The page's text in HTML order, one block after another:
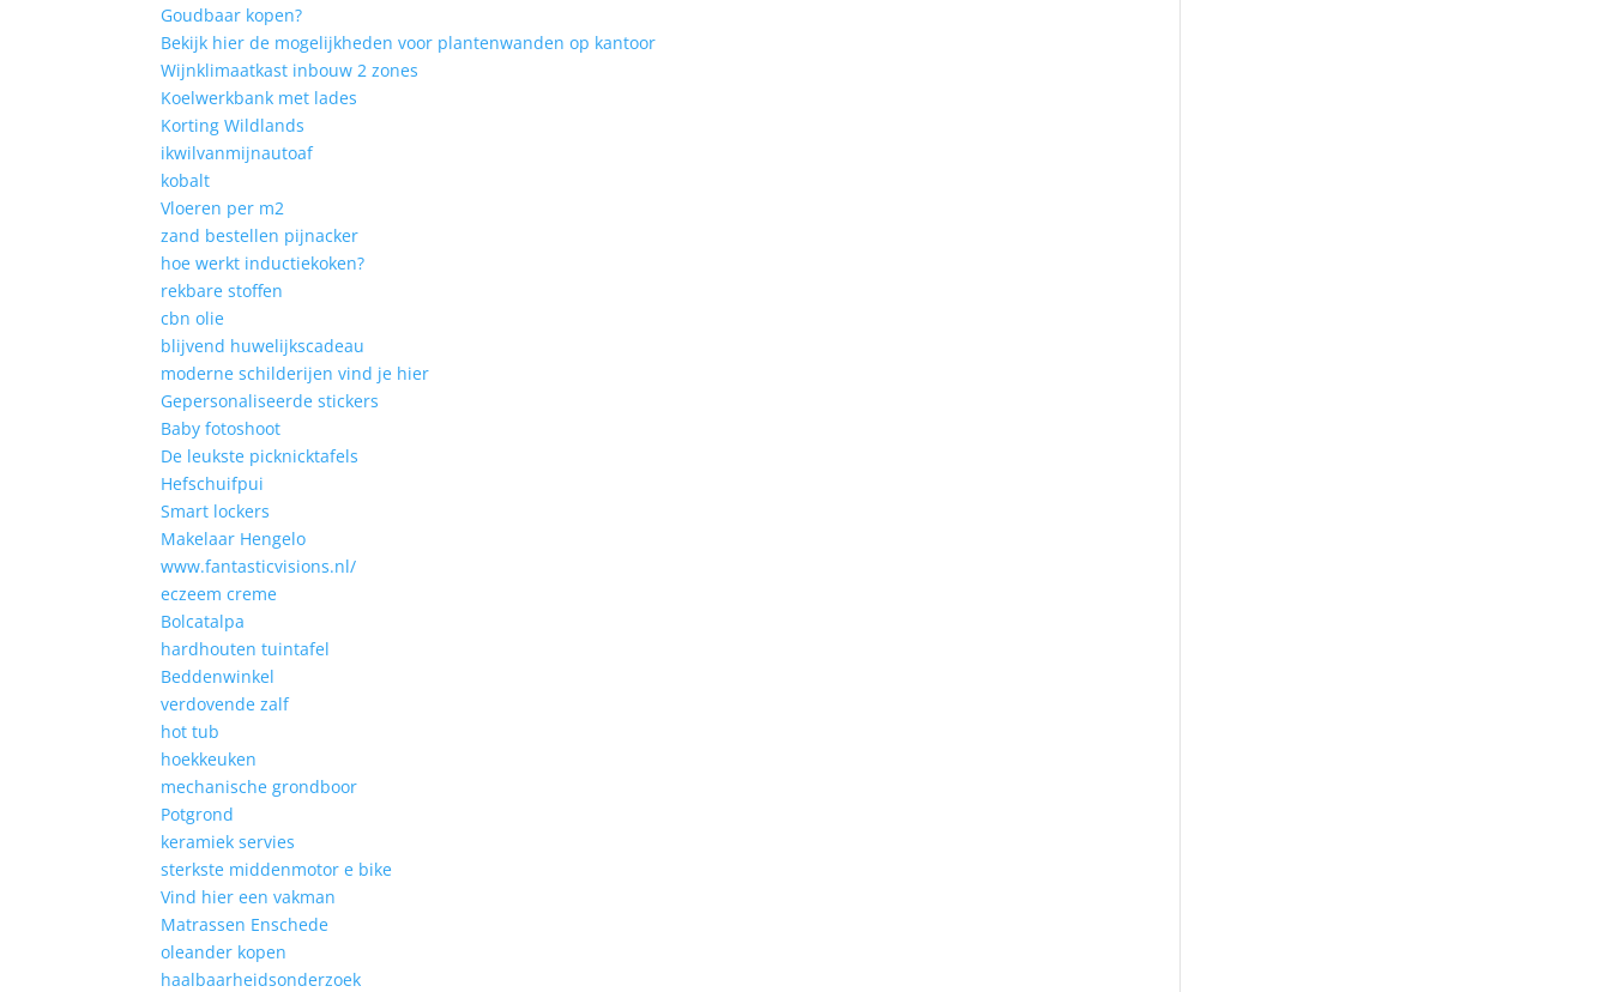
Goudbaar kopen?
Bekijk hier de mogelijkheden voor plantenwanden op kantoor
Wijnklimaatkast inbouw 2 zones
Koelwerkbank met lades
Korting Wildlands
ikwilvanmijnautoaf
kobalt
Vloeren per m2
zand bestellen pijnacker
hoe werkt inductiekoken?
rekbare stoffen
cbn olie
blijvend huwelijkscadeau
moderne schilderijen vind je hier
Gepersonaliseerde stickers
Baby fotoshoot
De leukste picknicktafels
Hefschuifpui
Smart lockers
Makelaar Hengelo
www.fantasticvisions.nl/
eczeem creme
Bolcatalpa
hardhouten tuintafel
Beddenwinkel
verdovende zalf
hot tub
hoekkeuken
mechanische grondboor
Potgrond
keramiek servies
sterkste middenmotor e bike
Vind hier een vakman
Matrassen Enschede
oleander kopen
haalbaarheidsonderzoek